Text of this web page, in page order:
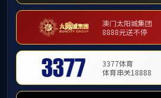
场馆介绍
场馆使用指南
场馆文件